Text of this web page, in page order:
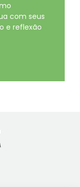
com seus
e reflexão